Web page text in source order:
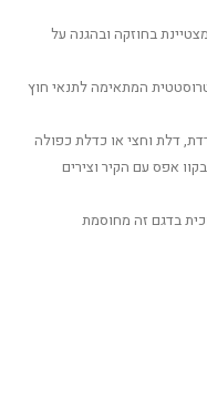
בחוזקה ובהגנה על
המתאימה לתנאי חוץ
דלת וחצי או כדלת כפולה
אפס עם הקיר וצירים
בדגם זה מחוסמת